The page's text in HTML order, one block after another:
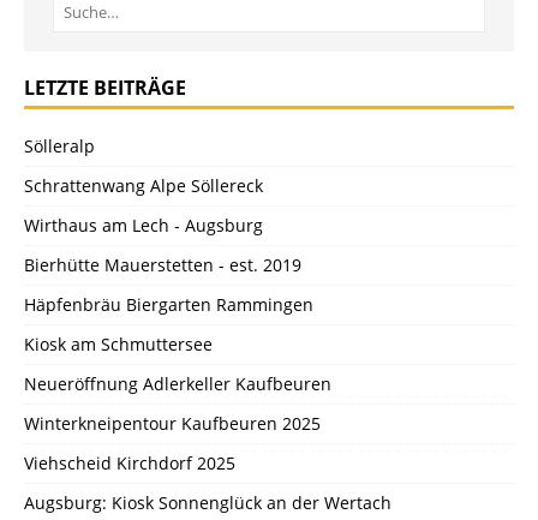
LETZTE BEITRÄGE
Sölleralp
Schrattenwang Alpe Söllereck
Wirthaus am Lech - Augsburg
Bierhütte Mauerstetten - est. 2019
Häpfenbräu Biergarten Rammingen
Kiosk am Schmuttersee
Neueröffnung Adlerkeller Kaufbeuren
Winterkneipentour Kaufbeuren 2025
Viehscheid Kirchdorf 2025
Augsburg: Kiosk Sonnenglück an der Wertach